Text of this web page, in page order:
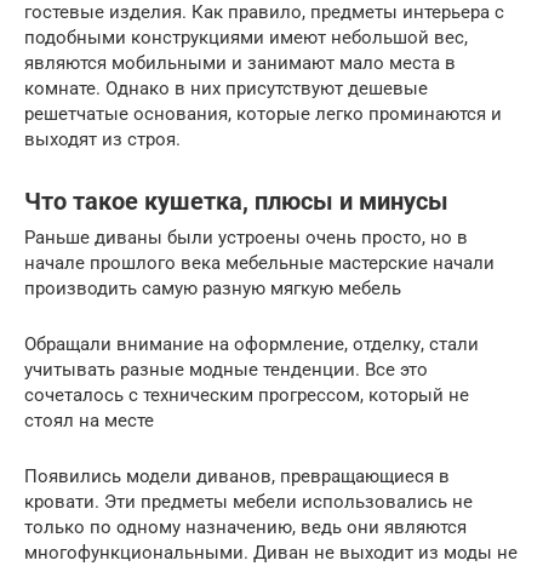
гостевые изделия. Как правило, предметы интерьера с
подобными конструкциями имеют небольшой вес,
являются мобильными и занимают мало места в
комнате. Однако в них присутствуют дешевые
решетчатые основания, которые легко проминаются и
выходят из строя.
Что такое кушетка, плюсы и минусы
Раньше диваны были устроены очень просто, но в
начале прошлого века мебельные мастерские начали
производить самую разную мягкую мебель
Обращали внимание на оформление, отделку, стали
учитывать разные модные тенденции. Все это
сочеталось с техническим прогрессом, который не
стоял на месте
Появились модели диванов, превращающиеся в
кровати. Эти предметы мебели использовались не
только по одному назначению, ведь они являются
многофункциональными. Диван не выходит из моды не